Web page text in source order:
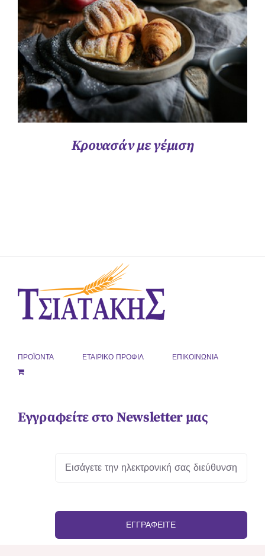
Κρουασάν με γέμιση
ΠΡΟΪΟΝΤΑ ΕΤΑΙΡΙΚΟ ΠΡΟΦΙΛ ΕΠΙΚΟΙΝΩΝΙΑ
Εγγραφείτε στο Newsletter μας
ΕΓΓΡΑΦΕΊΤΕ